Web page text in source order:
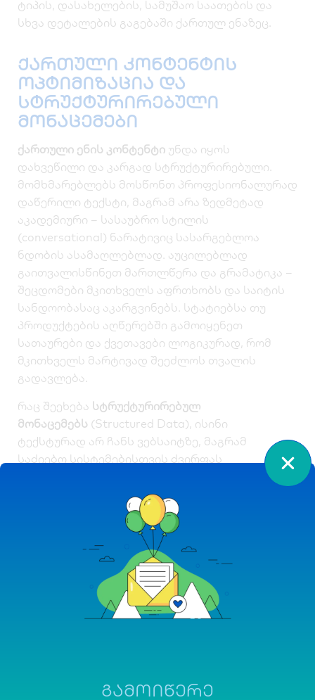
ტიპის, დასახელების, სამუშაო საათების და
სხვა დეტალების გაგებაში ქართულ ენაზეც.
ქართული კონტენტის
ოპტიმიზაცია და
სტრუქტურირებული
მონაცემები
ქართული ენის კონტენტი უნდა იყოს
დახვეწილი და კარგად სტრუქტურირებული.
მომხმარებლებს მოსწონთ პროფესიონალურად
დაწერილი ტექსტი, მაგრამ არა ზედმეტად
აკადემიური – სასაუბრო სტილის
(conversational) ნარატივიც სასარგებლოა
ნდობის ასამაღლებლად. აუცილებლად
გაითვალისწინეთ მართლწერა და გრამატიკა –
შეცდომები მკითხველს აფრთხობს და საიტის
სანდოობასაც აკარგვინებს. სტატიებსა თუ
პროდუქტების აღწერებში გამოიყენეთ
სათაურები და ქვეთავები ლოგიკურად, რომ
მკითხველს მარტივად შეეძლოს თვალის
გადავლება.
რაც შეეხება სტრუქტურირებულ
მონაცემებს (Structured Data), ისინი
ტექსტურად არ ჩანს ვებსაიტზე, მაგრამ
საძიებო სისტემებისთვის ძვირფას
ქართულ კონტენტზე დანერგოთ შესაბამისი
Schema markup-ები, სადაც შესაძლებელია:
სტატია თუ გაქვთ ბლოგში –
Article Schema (თან მიუთითეთ
ავტორი, გამოქვეყნების თარიღი და თემა). ეს
შეიძლება დაეხმაროს თქვენს სტატიას Google-
ის სიახლეების ან გამორჩეული ფრაგმენტების
ᲒᲐᲛᲝᲘᲬᲔᲠᲔ